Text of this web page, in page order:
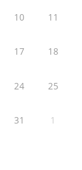
10 11
17 18
24 25
31 1